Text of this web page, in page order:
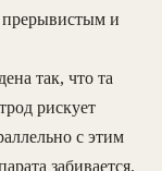
и
так, что та
рискует
с этим
забивается.